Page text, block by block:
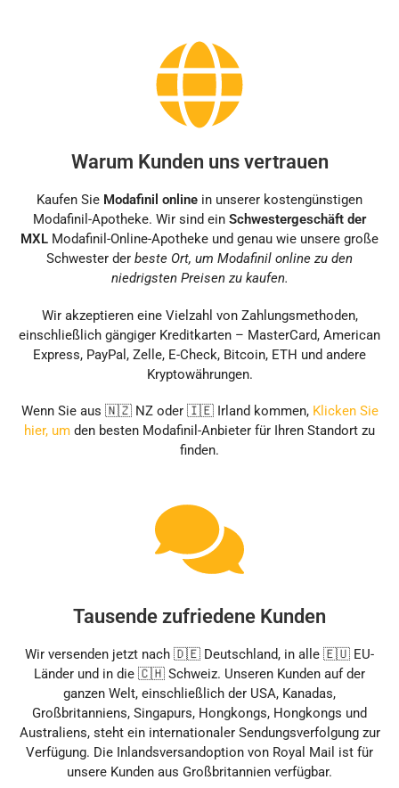
Warum Kunden uns vertrauen
Kaufen Sie Modafinil online in unserer kostengünstigen
Modafinil-Apotheke. Wir sind ein Schwestergeschäft der
MXL Modafinil-Online-Apotheke und genau wie unsere große
Schwester der beste Ort, um Modafinil online zu den
niedrigsten Preisen zu kaufen.
Wir akzeptieren eine Vielzahl von Zahlungsmethoden,
einschließlich gängiger Kreditkarten – MasterCard, American
Express, PayPal, Zelle, E-Check, Bitcoin, ETH und andere
Kryptowährungen.
Wenn Sie aus 🇳🇿 NZ oder 🇮🇪 Irland kommen, Klicken Sie
hier, um den besten Modafinil-Anbieter für Ihren Standort zu
finden.
Tausende zufriedene Kunden
Wir versenden jetzt nach 🇩🇪 Deutschland, in alle 🇪🇺 EU-
Länder und in die 🇨🇭 Schweiz. Unseren Kunden auf der
ganzen Welt, einschließlich der USA, Kanadas,
Großbritanniens, Singapurs, Hongkongs, Hongkongs und
Australiens, steht ein internationaler Sendungsverfolgung zur
Verfügung. Die Inlandsversandoption von Royal Mail ist für
unsere Kunden aus Großbritannien verfügbar.